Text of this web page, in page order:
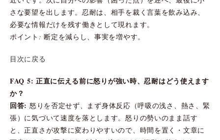
さな要望を出します。忍耐は、相手を裁く言葉を飲み込み、
必要な情報だけを残す働きとして現れます。
ポイント: 断定を減らし、事実を増やす。
目次に戻る
FAQ 5: 正直に伝える前に怒りが強い時、忍耐はどう使えます
か？
回答: 怒りを否定せず、まず身体反応（呼吸の浅さ、熱さ、緊
張）に気づいて速度を落とします。怒りの勢いのまま話す
と、正直さが攻撃に変わりやすいので、時間を置く・文章に